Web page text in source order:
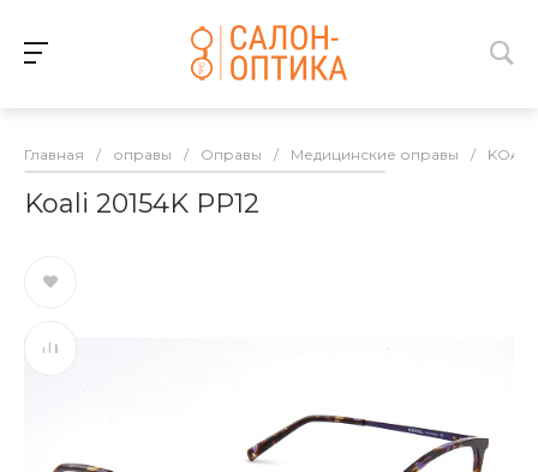
Главная / оправы / Оправы / Медицинские оправы / KOALI
Koali 20154K PP12